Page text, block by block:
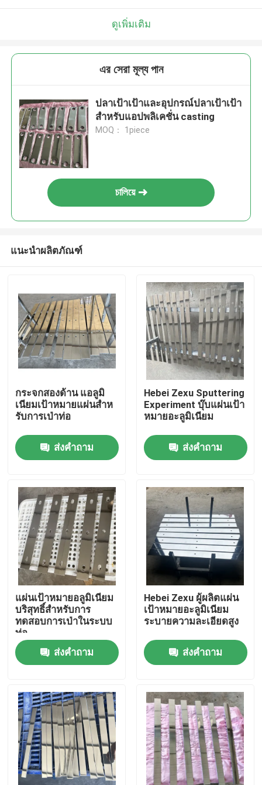
วิดีโอ
การแสดง VR
เกี่ยวกับเรา
ทัวร์โรงงาน
ควบคุมคุณภาพ
ติดต่อเรา
ข่าว
ขอใบเสนอราคา
ดูเพิ่มเติม
এর সেরা মূল্য পান
ปลาเป้าเป้าและอุปกรณ์ปลาเป้าเป้า
สําหรับแอปพลิเคชั่น casting
MOQ： 1piece
চালিয়ে
แนะนำผลิตภัณฑ์
กระจกสองด้าน แอลูมิ
เนียมเป้าหมายแผ่นสําห
รับการเป่าท่อ
ส่งคำถาม
Hebei Zexu Sputtering
Experiment บุ๊บแผ่นเป้า
หมายอะลูมิเนียม
ส่งคำถาม
แผ่นเป้าหมายอลูมิเนียม
บริสุทธิ์สําหรับการ
ทดสอบการเป่าในระบบ
ท่อ
ส่งคำถาม
Hebei Zexu ผู้ผลิตแผ่น
เป้าหมายอะลูมิเนียม
ระบายความละเอียดสูง
ส่งคำถาม